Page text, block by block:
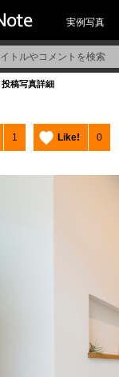
実例写真
投稿写真詳細
1 Like! 0